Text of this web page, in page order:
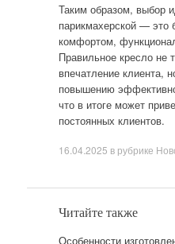
Таким образом, выбор
парикмахерской — это
комфортом,
Правильное кресло не
впечатление клиента,
повышению
что в итоге может
постоянных клиентов.
16.04.2025 в рубрике
Читайте также
Особенности